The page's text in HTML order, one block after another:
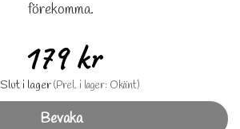
förekomma.
179 kr
Slut i lager(Prel. i lager: Okänt)
Bevaka